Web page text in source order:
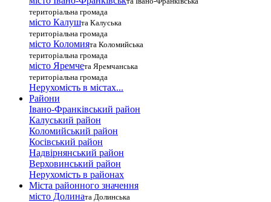
територіальна громада
місто Калушта Калуська
територіальна громада
місто Коломията Коломийська
територіальна громада
місто Яремчета Яремчанська
територіальна громада
Нерухомість в містах...
Райони
Івано-Франківський район
Калуський район
Коломийський район
Косівський район
Надвірнянський район
Верховинський район
Нерухомість в районах
Міста районного значення
місто Долината Долинська